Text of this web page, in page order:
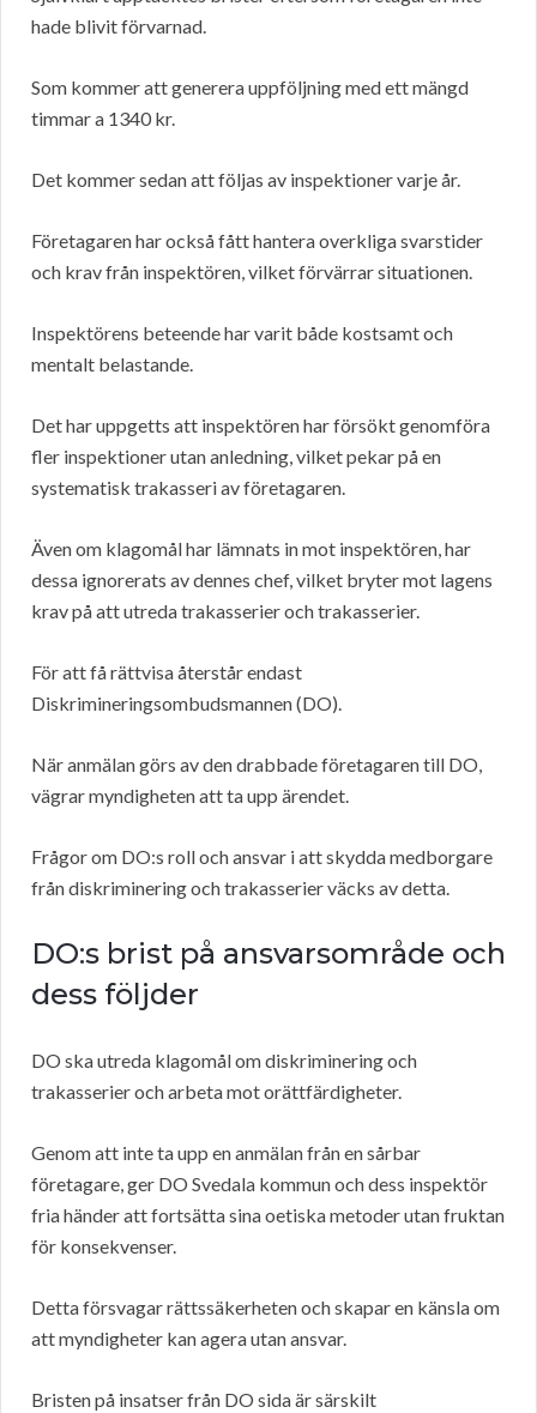
hade blivit förvarnad.
Som kommer att generera uppföljning med ett mängd
timmar a 1340 kr.
Det kommer sedan att följas av inspektioner varje år.
Företagaren har också fått hantera overkliga svarstider
och krav från inspektören, vilket förvärrar situationen.
Inspektörens beteende har varit både kostsamt och
mentalt belastande.
Det har uppgetts att inspektören har försökt genomföra
fler inspektioner utan anledning, vilket pekar på en
systematisk trakasseri av företagaren.
Även om klagomål har lämnats in mot inspektören, har
dessa ignorerats av dennes chef, vilket bryter mot lagens
krav på att utreda trakasserier och trakasserier.
För att få rättvisa återstår endast
Diskrimineringsombudsmannen (DO).
När anmälan görs av den drabbade företagaren till DO,
vägrar myndigheten att ta upp ärendet.
Frågor om DO:s roll och ansvar i att skydda medborgare
från diskriminering och trakasserier väcks av detta.
DO:s brist på ansvarsområde och
dess följder
DO ska utreda klagomål om diskriminering och
trakasserier och arbeta mot orättfärdigheter.
Genom att inte ta upp en anmälan från en sårbar
företagare, ger DO Svedala kommun och dess inspektör
fria händer att fortsätta sina oetiska metoder utan fruktan
för konsekvenser.
Detta försvagar rättssäkerheten och skapar en känsla om
att myndigheter kan agera utan ansvar.
Bristen på insatser från DO sida är särskilt